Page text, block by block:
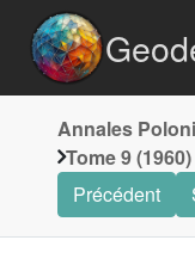
Annales
Tome 9 (1960)
Précédent